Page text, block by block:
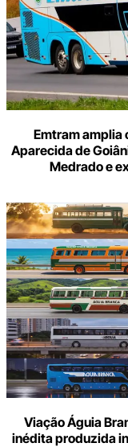
Emtram amplia
Aparecida de
Medrado e
Viação Águia
inédita produzida